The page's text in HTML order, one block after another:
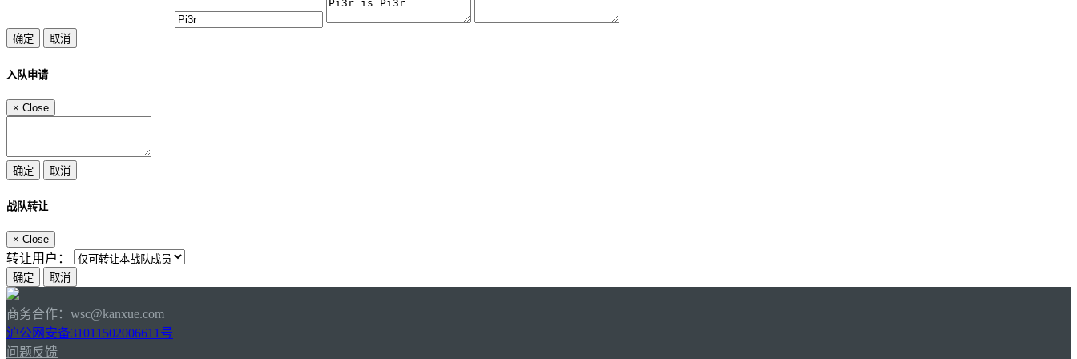
入队申请
× Close
战队转让
× Close
转让用户：
商务合作：wsc@kanxue.com
沪公网安备31011502006611号
问题反馈